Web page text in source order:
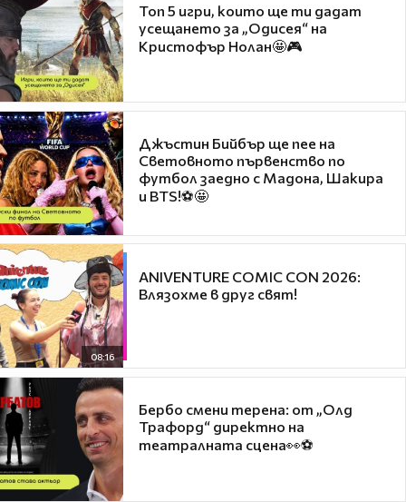
Топ 5 игри, които ще ти дадат
усещането за „Одисея“ на
Кристофър Нолан🤩🎮
Джъстин Бийбър ще пее на
Световното първенство по
футбол заедно с Мадона, Шакира
и BTS!⚽🤩
08:16
ANIVENTURE COMIC CON 2026:
Влязохме в друг свят!
Бербо смени терена: от „Олд
Трафорд“ директно на
театралната сцена👀⚽